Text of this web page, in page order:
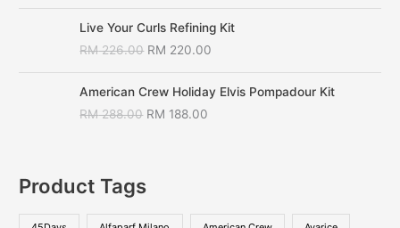
Live Your Curls Refining Kit
RM226.00 RM 220.00
American Crew Holiday Elvis Pompadour Kit
RM288.00 RM 188.00
Product Tags